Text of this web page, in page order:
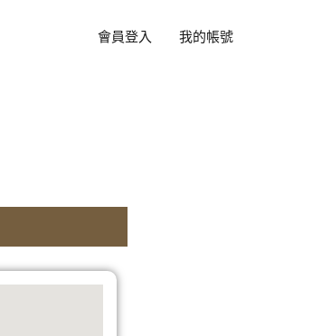
會員登入 我的帳號